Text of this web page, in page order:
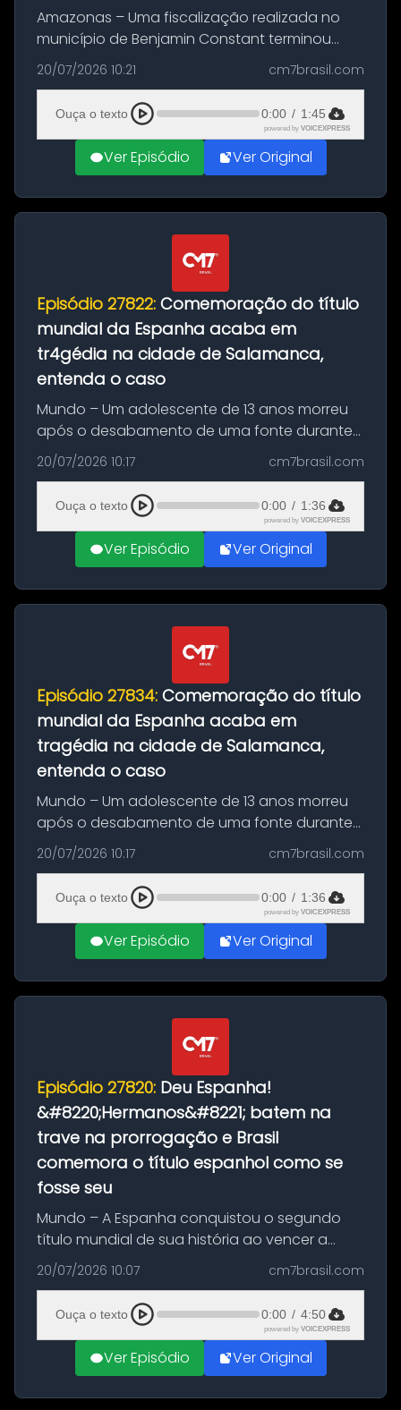
Amazonas – Uma fiscalização realizada no
município de Benjamin Constant terminou
com a apreensão de aproximadamente 115
quilos de entorpecentes em uma
embarcação atracada no porto da cidade. O
materia...
20/07/2026 10:21 cm7brasil.com
Ouça o texto 0:00 / 1:45
powered by VOICEXPRESS
Ver Episódio Ver Original
Episódio 27822: Comemoração do título
mundial da Espanha acaba em
tr4gédia na cidade de Salamanca,
entenda o caso
Mundo – Um adolescente de 13 anos morreu
após o desabamento de uma fonte durante
as comemorações pelo título da Copa do
Mundo conquistado pela Espanha, em
Ciudad Rodrigo, na província de Salamanca,
no...
20/07/2026 10:17 cm7brasil.com
Ouça o texto 0:00 / 1:36
powered by VOICEXPRESS
Ver Episódio Ver Original
Episódio 27834: Comemoração do título
mundial da Espanha acaba em
tragédia na cidade de Salamanca,
entenda o caso
Mundo – Um adolescente de 13 anos morreu
após o desabamento de uma fonte durante
as comemorações pelo título da Copa do
Mundo conquistado pela Espanha, em
Ciudad Rodrigo, na província de Salamanca,
no...
20/07/2026 10:17 cm7brasil.com
Ouça o texto 0:00 / 1:36
powered by VOICEXPRESS
Ver Episódio Ver Original
Episódio 27820: Deu Espanha!
&#8220;Hermanos&#8221; batem na
trave na prorrogação e Brasil
comemora o título espanhol como se
fosse seu
Mundo – A Espanha conquistou o segundo
título mundial de sua história ao vencer a
Argentina por 1 a 0, neste domingo (19), na
decisão da Copa do Mundo de 2026. Depois
de um duelo sem gols durante o te...
20/07/2026 10:07 cm7brasil.com
Ouça o texto 0:00 / 4:50
powered by VOICEXPRESS
Ver Episódio Ver Original